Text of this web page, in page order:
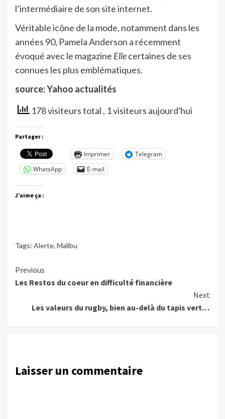
l’intermédiaire de son site internet.
Véritable icône de la mode, notamment dans les
années 90, Pamela Anderson a récemment
évoqué avec le magazine Ellecertaines de ses
connues les plus emblématiques.
source: Yahoo actualités
178 visiteurs total , 1 visiteurs aujourd'hui
Partager :
Imprimer
Telegram
WhatsApp
E-mail
J’aime ça :
Tags: Alerte, Malibu
Continue
Reading
Previous
Les Restos du coeur en difficulté financière
Next
Les valeurs du rugby, bien au-delà du tapis vert…
Laisser un commentaire